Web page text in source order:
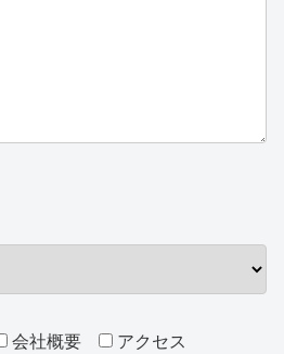
会社概要
アクセス